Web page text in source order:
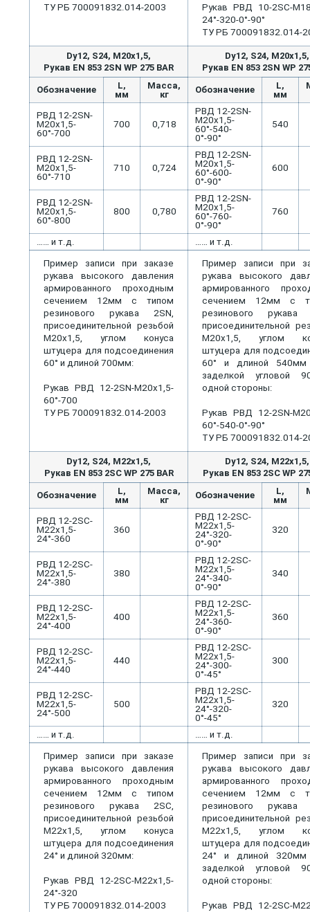
ТУ РБ 700091832.014-2003
Рукав РВД 10-2SС-
24°-320-0°-90°
ТУ РБ 700091832.014-
Dу12, S24, M20x1,5,
Рукав EN 853 2SN WP 275 BAR
Dу12, S24, M20x1,5,
Рукав EN 853 2SN WP
Обозначение
L,
мм
Масса,
кг
Обозначение
L,
мм
РВД 12-2SN-
М20х1,5-
60°-700
700 0,718
РВД 12-2SN-
М20х1,5-
60°-540-
0°-90°
540
РВД 12-2SN-
М20х1,5-
60°-710
710 0,724
РВД 12-2SN-
М20х1,5-
60°-600-
0°-90°
600
РВД 12-2SN-
М20х1,5-
60°-800
800 0,780
РВД 12-2SN-
М20х1,5-
60°-760-
0°-90°
760
…… и т.д. …… и т.д.
Пример записи при заказе
рукава высокого давления
армированного проходным
сечением 12мм с типом
резинового рукава 2SN,
присоединительной резьбой
М20х1,5, углом конуса
штуцера для подсоединения
60° и длиной 700мм:
Рукав РВД 12-2SN-М20х1,5-
60°-700
ТУ РБ 700091832.014-2003
Пример записи при
рукава высокого
армированного
сечением 12мм с
резинового рукава
присоединительной
М20х1,5, углом
штуцера для
60° и длиной
заделкой угловой
одной стороны:
Рукав РВД 12-2SN-
60°-540-0°-90°
ТУ РБ 700091832.014-
Dу12, S24, M22x1,5,
Рукав EN 853 2SС WP 275 BAR
Dу12, S24, M22x1,5,
Рукав EN 853 2SС WP
Обозначение
L,
мм
Масса,
кг
Обозначение
L,
мм
РВД 12-2SС-
М22х1,5-
24°-360
360
РВД 12-2SС-
М22х1,5-
24°-320-
0°-90°
320
РВД 12-2SС-
М22х1,5-
24°-380
380
РВД 12-2SС-
М22х1,5-
24°-340-
0°-90°
340
РВД 12-2SС-
М22х1,5-
24°-400
400
РВД 12-2SС-
М22х1,5-
24°-360-
0°-90°
360
РВД 12-2SС-
М22х1,5-
24°-440
440
РВД 12-2SС-
М22х1,5-
24°-300-
0°-45°
300
РВД 12-2SС-
М22х1,5-
24°-500
500
РВД 12-2SС-
М22х1,5-
24°-320-
0°-45°
320
…… и т.д. …… и т.д.
Пример записи при заказе
рукава высокого давления
армированного проходным
сечением 12мм с типом
резинового рукава 2SС,
присоединительной резьбой
М22х1,5, углом конуса
штуцера для подсоединения
24° и длиной 320мм:
Рукав РВД 12-2SC-М22х1,5-
24°-320
ТУ РБ 700091832.014-2003
Пример записи при
рукава высокого
армированного
сечением 12мм с
резинового рукава
присоединительной
М22х1,5, углом
штуцера для
24° и длиной
заделкой угловой
одной стороны:
Рукав РВД 12-2SC-